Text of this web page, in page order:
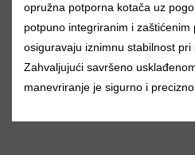
opružna potporna kotača uz
potpuno integriranim i zaštićenim
osiguravaju iznimnu stabilnost pri
Zahvaljujući savršeno
manevriranje je sigurno i